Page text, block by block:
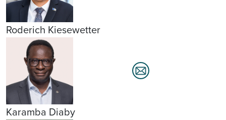
Roderich Kiesewetter
Karamba Diaby